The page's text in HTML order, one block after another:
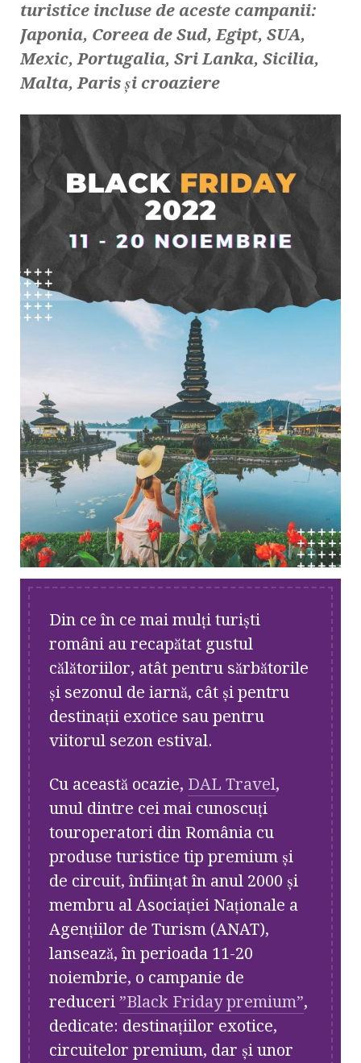
turistice incluse de aceste campanii:
Japonia, Coreea de Sud, Egipt, SUA,
Mexic, Portugalia, Sri Lanka, Sicilia,
Malta, Paris și croaziere
Din ce în ce mai mulți turiști
români au recapătat gustul
călătoriilor, atât pentru sărbătorile
și sezonul de iarnă, cât și pentru
destinații exotice sau pentru
viitorul sezon estival.
Cu această ocazie, DAL Travel,
unul dintre cei mai cunoscuți
touroperatori din România cu
produse turistice tip premium și
de circuit, înființat în anul 2000 și
membru al Asociației Naționale a
Agențiilor de Turism (ANAT),
lansează, în perioada 11-20
noiembrie, o campanie de
reduceri ”Black Friday premium”,
dedicate: destinațiilor exotice,
circuitelor premium, dar și unor